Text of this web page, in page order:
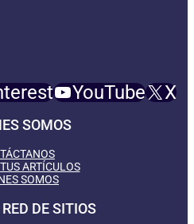
YouTube X
SOMOS
ARTÍCULOS
SOMOS
DE SITIOS